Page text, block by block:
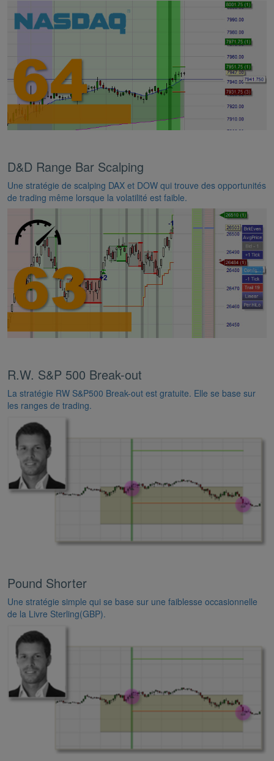
D&D Range Bar Scalping
Une stratégie de scalping DAX et DOW qui trouve des opportunités
de trading même lorsque la volatilité est faible.
R.W. S&P 500 Break-out
La stratégie RW S&P500 Break-out est gratuite. Elle se base sur
les ranges de trading.
Pound Shorter
Une stratégie simple qui se base sur une faiblesse occasionnelle
de la Livre Sterling(GBP).